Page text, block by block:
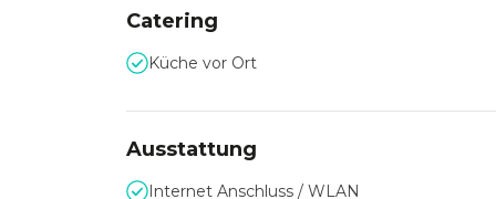
Die Location bietet zwei separate Eingänge
mit einem 32 A Drehstromanschluss sowie
Catering
Küche vor Ort
Ausstattung
Internet Anschluss / WLAN